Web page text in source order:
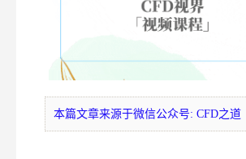
本篇文章来源于微信公众号: CFD之道